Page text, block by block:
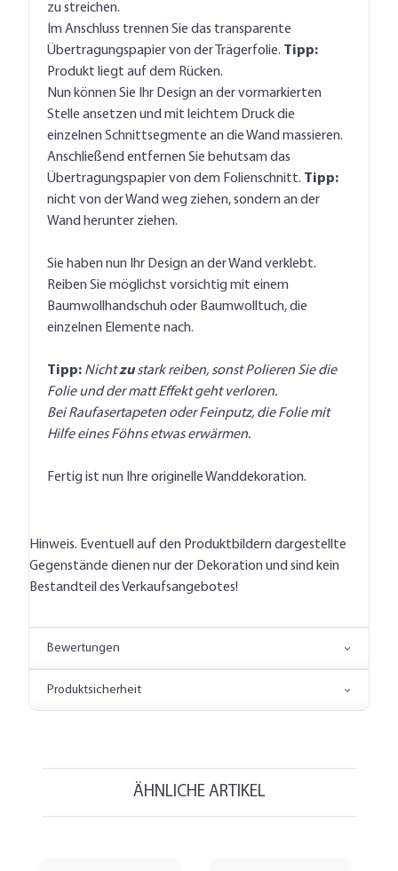
zu streichen.
Im Anschluss trennen Sie das transparente
Übertragungspapier von der Trägerfolie. Tipp:
Produkt liegt auf dem Rücken.
Nun können Sie Ihr Design an der vormarkierten
Stelle ansetzen und mit leichtem Druck die
einzelnen Schnittsegmente an die Wand massieren.
Anschließend entfernen Sie behutsam das
Übertragungspapier von dem Folienschnitt. Tipp:
nicht von der Wand weg ziehen, sondern an der
Wand herunter ziehen.
Sie haben nun Ihr Design an der Wand verklebt.
Reiben Sie möglichst vorsichtig mit einem
Baumwollhandschuh oder Baumwolltuch, die
einzelnen Elemente nach.
Tipp: Nichtzustark reiben, sonst Polieren Sie die
Folie und der matt Effekt geht verloren.
Bei Raufasertapeten oder Feinputz, die Folie mit
Hilfe eines Föhns etwas erwärmen.
Fertig ist nun Ihre originelle Wanddekoration.
Hinweis. Eventuell auf den Produktbildern dargestellte
Gegenstände dienen nur der Dekoration und sind kein
Bestandteil des Verkaufsangebotes!
Bewertungen
Produktsicherheit
ÄHNLICHE ARTIKEL